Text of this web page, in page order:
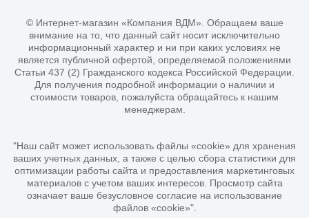
© Интернет-магазин «Компания ВДМ». Обращаем ваше
внимание на то, что данный сайт носит исключительно
информационный характер и ни при каких условиях не
является публичной офертой, определяемой положениями
Статьи 437 (2) Гражданского кодекса Российской Федерации.
Для получения подробной информации о наличии и
стоимости товаров, пожалуйста обращайтесь к нашим
менеджерам.
"Наш сайт может использовать файлы «cookie» для хранения
ваших учетных данных, а также с целью сбора статистики для
оптимизации работы сайта и предоставления маркетинговых
материалов с учетом ваших интересов. Просмотр сайта
означает ваше безусловное согласие на использование
файлов «cookie»".